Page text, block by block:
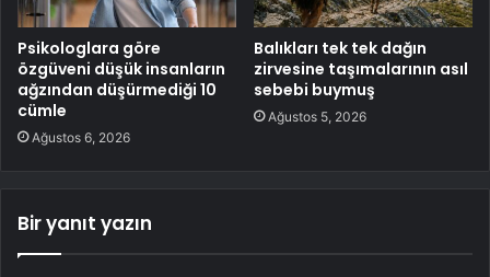
Psikologlara göre
özgüveni düşük insanların
ağzından düşürmediği 10
cümle
Ağustos 6, 2026
Balıkları tek tek dağın
zirvesine taşımalarının asıl
sebebi buymuş
Ağustos 5, 2026
Bir yanıt yazın